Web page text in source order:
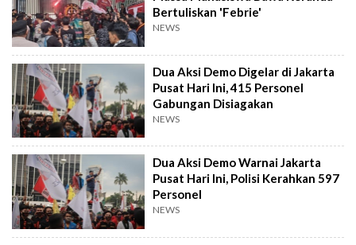
Bertuliskan 'Febrie'
NEWS
Dua Aksi Demo Digelar di Jakarta
Pusat Hari Ini, 415 Personel
Gabungan Disiagakan
NEWS
Dua Aksi Demo Warnai Jakarta
Pusat Hari Ini, Polisi Kerahkan 597
Personel
NEWS